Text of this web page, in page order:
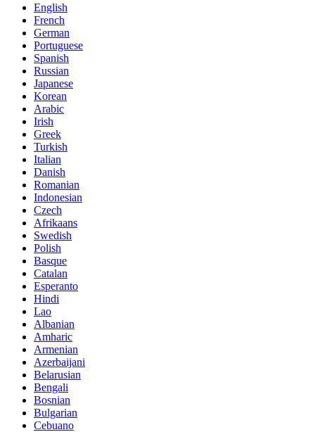
English
French
German
Portuguese
Spanish
Russian
Japanese
Korean
Arabic
Irish
Greek
Turkish
Italian
Danish
Romanian
Indonesian
Czech
Afrikaans
Swedish
Polish
Basque
Catalan
Esperanto
Hindi
Lao
Albanian
Amharic
Armenian
Azerbaijani
Belarusian
Bengali
Bosnian
Bulgarian
Cebuano